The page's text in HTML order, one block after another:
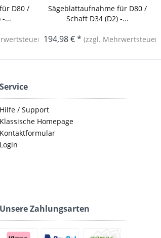
D80 /
-...
Sägeblattaufnahme für D80 /
Schaft D34 (D2) -...
194,98 € *(zzgl. Mehrwertsteuer)
Service
Hilfe / Support
Klassische Homepage
Kontaktformular
Login
Unsere Zahlungsarten